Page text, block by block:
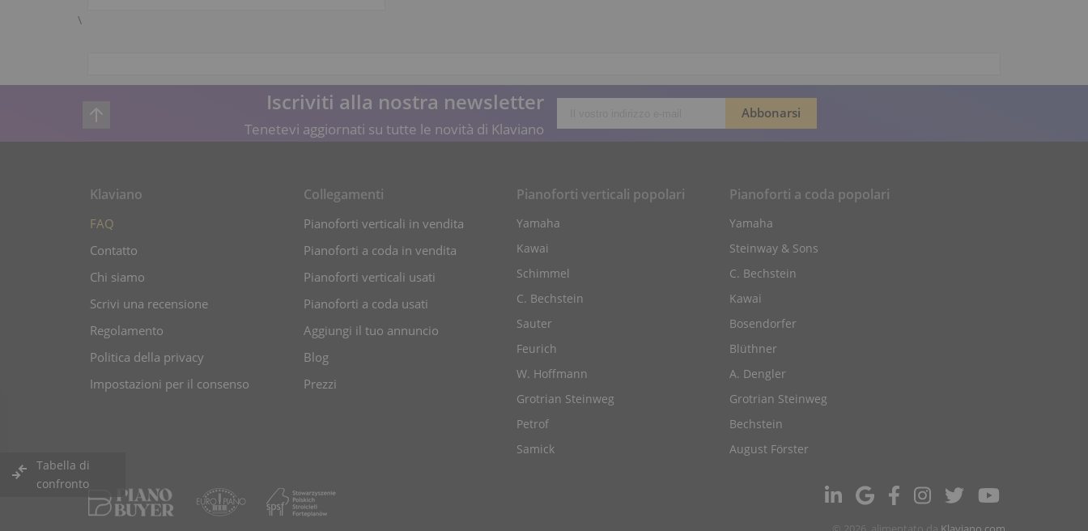
\
Iscriviti alla nostra newsletter
Tenetevi aggiornati su tutte le novità di Klaviano
Klaviano
FAQ
Contatto
Chi siamo
Scrivi una recensione
Regolamento
Politica della privacy
Impostazioni per il consenso
Collegamenti
Pianoforti verticali in vendita
Pianoforti a coda in vendita
Pianoforti verticali usati
Pianoforti a coda usati
Aggiungi il tuo annuncio
Blog
Prezzi
Pianoforti verticali popolari
Yamaha
Kawai
Schimmel
C. Bechstein
Sauter
Feurich
W. Hoffmann
Grotrian Steinweg
Petrof
Samick
Pianoforti a coda popolari
Yamaha
Steinway & Sons
C. Bechstein
Kawai
Bosendorfer
Blüthner
A. Dengler
Grotrian Steinweg
Bechstein
August Förster
Tabella di
confronto